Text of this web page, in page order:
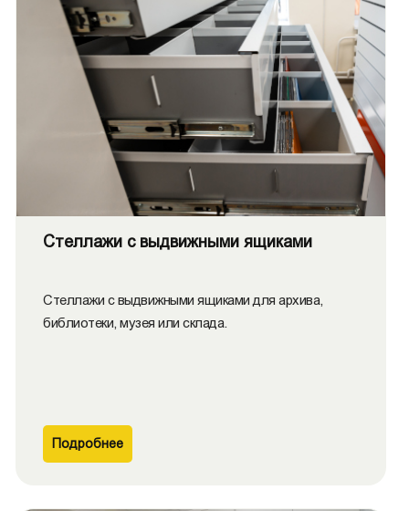
Стеллажи с выдвижными ящиками
Стеллажи с выдвижными ящиками для архива,
библиотеки, музея или склада.
Подробнее